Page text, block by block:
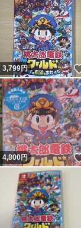
3,799円
4,800円